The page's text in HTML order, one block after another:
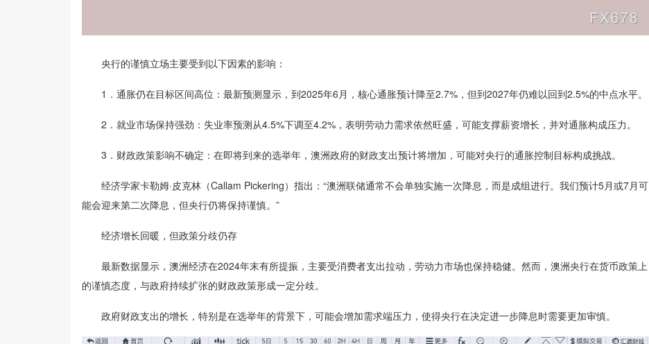
央行的谨慎立场主要受到以下因素的影响：
1．通胀仍在目标区间高位：最新预测显示，到2025年6月，核心通胀预计降至2.7%，但到2027年仍难以回到2.5%的中点水平。
2．就业市场保持强劲：失业率预测从4.5%下调至4.2%，表明劳动力需求依然旺盛，可能支撑薪资增长，并对通胀构成压力。
3．财政政策影响不确定：在即将到来的选举年，澳洲政府的财政支出预计将增加，可能对央行的通胀控制目标构成挑战。
经济学家卡勒姆·皮克林（Callam Pickering）指出：“澳洲联储通常不会单独实施一次降息，而是成组进行。我们预计5月或7月可
能会迎来第二次降息，但央行仍将保持谨慎。”
经济增长回暖，但政策分歧仍存
最新数据显示，澳洲经济在2024年末有所提振，主要受消费者支出拉动，劳动力市场也保持稳健。然而，澳洲央行在货币政策上
的谨慎态度，与政府持续扩张的财政政策形成一定分歧。
政府财政支出的增长，特别是在选举年的背景下，可能会增加需求端压力，使得央行在决定进一步降息时需要更加审慎。